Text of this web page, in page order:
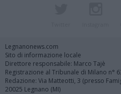
Legnanonews.com
Sito di informazione locale
Direttore responsabile: Marco Tajè
Registrazione al Tribunale di Milano n°
Redazione: Via Matteotti, 3 (presso
20025 Legnano (MI)